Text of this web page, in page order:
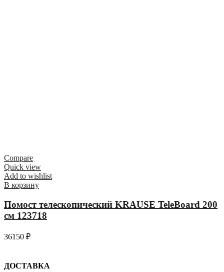
Compare
Quick view
Add to wishlist
В корзину
Помост телескопический KRAUSE TeleBoard 200
см 123718
36150 ₽
ДОСТАВКА